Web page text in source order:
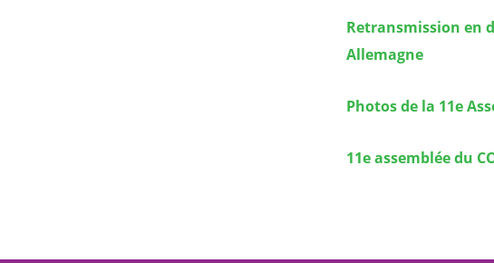
Retransmission en
Allemagne
Photos de la 11e
11e assemblée du